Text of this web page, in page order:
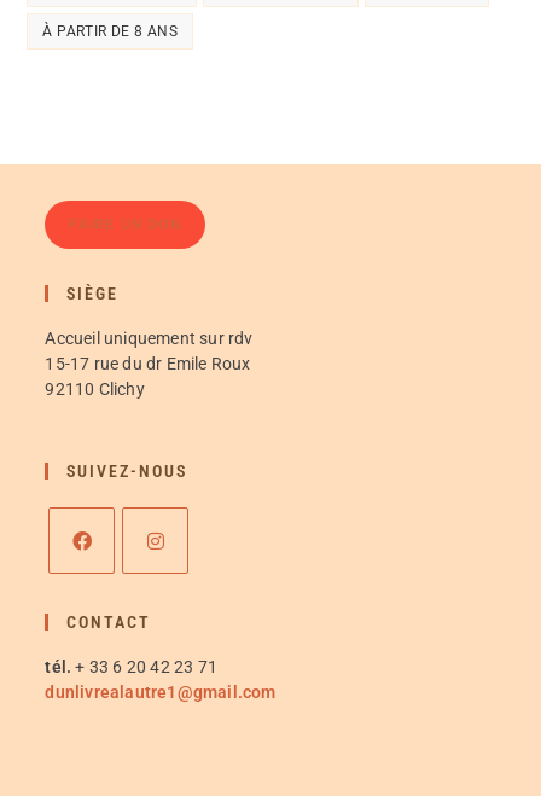
À PARTIR DE 8 ANS
FAIRE UN DON
SIÈGE
Accueil uniquement sur rdv
15-17 rue du dr Emile Roux
92110 Clichy
SUIVEZ-NOUS
CONTACT
tél. + 33 6 20 42 23 71
dunlivrealautre1@gmail.com